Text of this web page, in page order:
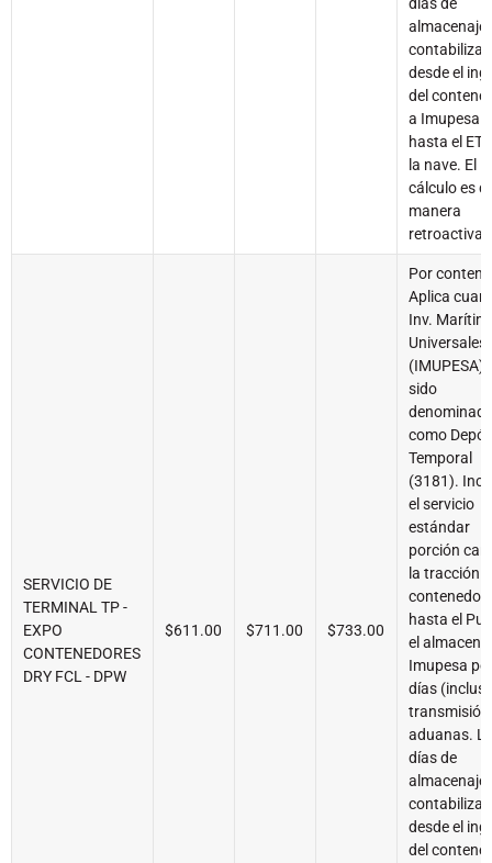
almacenaje
contabilizan
desde el
del
a Imupesa
hasta el
la nave. El
cálculo es
manera
retroactiva.
SERVICIO DE
TERMINAL TP -
EXPO
CONTENEDORES
DRY FCL - DPW
$611.00 $711.00 $733.00
Por
Aplica
Inv.
Universales
(IMUPESA)
sido
como
Temporal
(3181).
el servicio
estándar
porción
la tracción
contenedor
hasta el
el
Imupesa
días
transmisión
aduanas.
días de
almacenaje
contabilizan
desde el
del